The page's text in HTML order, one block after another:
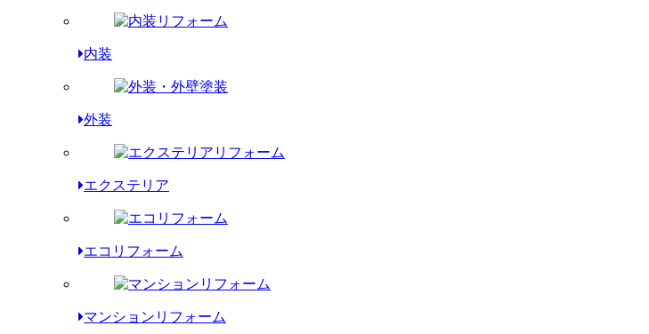
内装
外装
エクステリア
エコリフォーム
マンションリフォーム